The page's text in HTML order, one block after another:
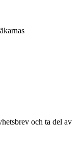
och ta del av